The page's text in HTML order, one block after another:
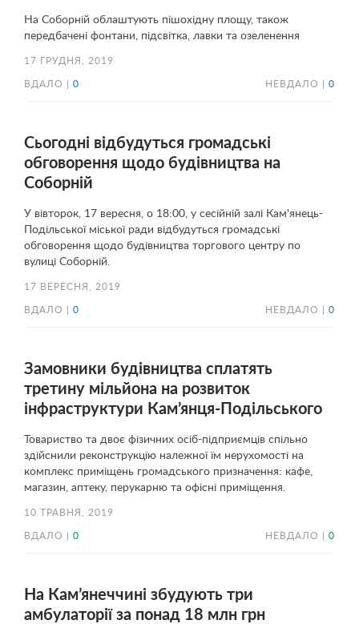
На Соборній облаштують пішохідну площу, також
передбачені фонтани, підсвітка, лавки та озеленення
17 ГРУДНЯ, 2019
ВДАЛО | 0 НЕВДАЛО | 0
Сьогодні відбудуться громадські
обговорення щодо будівництва на
Соборній
У вівторок, 17 вересня, о 18:00, у сесійній залі Кам'янець-
Подільської міської ради відбудуться громадські
обговорення щодо будівництва торгового центру по
вулиці Соборній.
17 ВЕРЕСНЯ, 2019
ВДАЛО | 0 НЕВДАЛО | 0
Замовники будівництва сплатять
третину мільйона на розвиток
інфраструктури Кам’янця-Подільського
Товариство та двоє фізичних осіб-підприємців спільно
здійснили реконструкцію належної їм нерухомості на
комплекс приміщень громадського призначення: кафе,
магазин, аптеку, перукарню та офісні приміщення.
10 ТРАВНЯ, 2019
ВДАЛО | 0 НЕВДАЛО | 0
На Кам’янеччині збудують три
амбулаторії за понад 18 млн грн